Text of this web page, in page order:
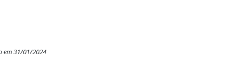
em 31/01/2024